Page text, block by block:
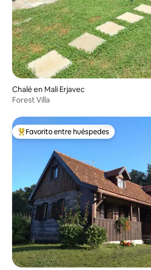
Chalé en Mali Erjavec
Forest Villa
Favorito entre los huéspedes más
Favorito entre huéspedes